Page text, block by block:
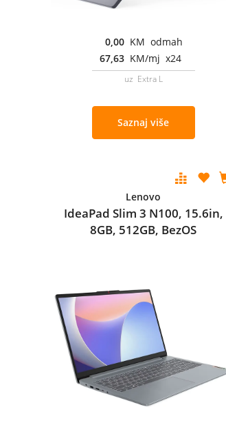
0,00 KM odmah
67,63 KM/mj x24
uz Extra L
Saznaj više
Lenovo
IdeaPad Slim 3 N100, 15.6in,
8GB, 512GB, BezOS